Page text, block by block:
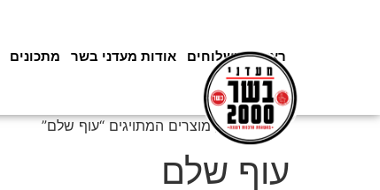
ראשי משלוחים אודות מעדני בשר מתכונים
עמוד הבית/ מוצרים המתויגים “עוף שלם”
עוף שלם